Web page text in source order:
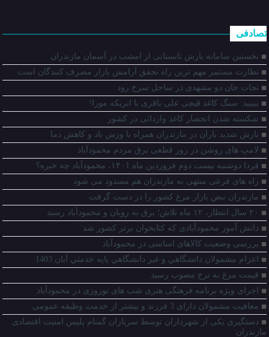
تصادفی
نخستین سامانه بارش تابستانی از امشب در آسمان مازندران
نظارت مستمر مهم ترین راه تحقق آرامش بازار مصرف کنندگان است
نجات جان دو مشهدی در ساحل سرخ رود
ببینید: سنگ‌ کاغذ قیچی علی باقری با انریکه مورا!
شکسته شدن انحصار کاغذ وارداتی در کشور
بارش شدید باران در مازندران همراه با وزش باد و کاهش دما
لامپ های روشن در روز قطعی برق مردم محمودآباد
فردا دوشنبه بیست دوم فروردین ماه ۱۴۰1، محمودآباد چه خبره؟
راه های فرعی منتهی به مازندران هم مسدود می شود
مازندران نبض بازار مرغ کشور را در دست گرفت
۲۰ سال انتظار، ۱۲ ماه تلاش؛ برق به رویان و محمودآباد رسید
دانش آموز محمودآبادی که کتابخوان برتر کشور شد
بررسی وضعیت کالاهای اساسی در محمودآباد
اعزام مشمولان دانشگاهي و غير دانشگاهي پايه خدمتي آبان 1403
قیمت مرغ به نرخ مصوب رسید
اجرای ویژه برنامه فرهنگی هنری شب های نوروزی در محمودآباد
معافیت مشمولان دارای 3 فرزند و بیشتر از خدمت وظیفه عمومی
دستگیری یکی از شهرداران توسط سربازان گمنام پلیس امنیت اقتصادی
مازندران